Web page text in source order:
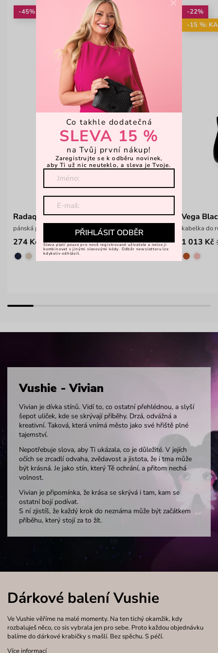
-45%
Radaq E Black
pánská peněženka na zip z hladkého materiálu
274 Kč 499 Kč
-22%
-15 %:
Vega
kabelka do
1 013 Kč
Vushie - Vivian
Vivian je dívka stínů. Vidí to, co ostatní přehlédnou, a slyší
šepot uliček, kde se skrývají příběhy. Drzá, odvážná a
kreativní. Taková, která vnímá město jako své hřiště plné
tajemství.
Nepotřebuje slova, aby Ti ukázala, co je důležité. V jejích
očích se zrcadlí odvaha, zvědavost a jistota, že i tma může
být krásná. Je jako stín, který Tě ochrání,a přitom nechá
volnost.
Vivian je připomínka, že krása se skrývá i tam, kam se
ostatní bojí podívat.
S ní zjistíš, že každý krok do neznáma může být začátkem
příběhu, který stojí za to žít.
Dárkové balení Vushie
Ve Vushie věříme na malé momenty. Na ten tichý okamžik, kdy
rozbaluješ něco, co sis vybrala jen pro sebe. Proto každou objednávku
balíme do dárkové krabičky s mašlí. Bez spěchu. S péčí.
Více informací
Co takhle dodatečná
SLEVA 15 %
na Tvůj první nákup!
Zaregistrujte se k odběru novinek,
aby Ti už nic neuteklo, a sleva je Tvoje.
PŘIHLÁSIT ODBĚR
Sleva platí pouze pro nově registrované uživatele a nelze ji
kombinovat s jinými slevovými kódy. Odběr newsletteru lze
kdykoliv odhlásit.